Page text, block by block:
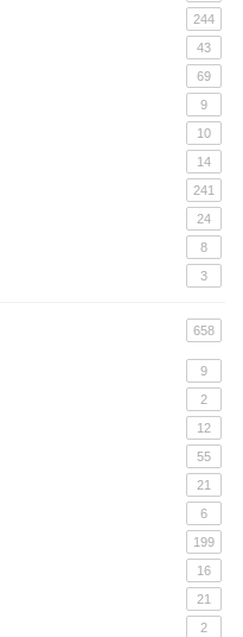
244
43
69
9
10
14
241
24
8
3
658
9
2
12
55
21
6
199
16
21
2